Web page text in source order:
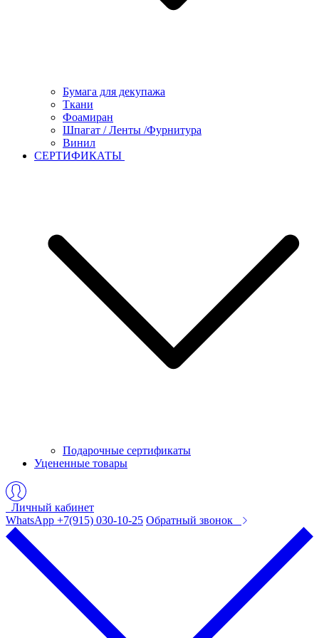
Бумага для декупажа
Ткани
Фоамиран
Шпагат / Ленты /Фурнитура
Винил
СЕРТИФИКАТЫ
Подарочные сертификаты
Уцененные товары
Личный кабинет
WhatsApp +7(915) 030-10-25 Обратный звонок